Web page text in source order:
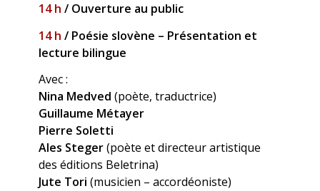
14 h / Ouverture au public
14 h / Poésie slovène – Présentation et
lecture bilingue
Avec :
Nina Medved (poète, traductrice)
Guillaume Métayer
Pierre Soletti
Ales Steger(poète et directeur artistique
des éditions Beletrina)
Jute Tori (musicien – accordéoniste)